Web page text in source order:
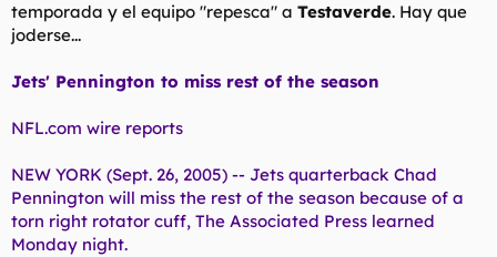
temporada y el equipo "repesca" a Testaverde. Hay que
joderse...
Jets' Pennington to miss rest of the season
NFL.com wire reports
NEW YORK (Sept. 26, 2005) -- Jets quarterback Chad
Pennington will miss the rest of the season because of a
torn right rotator cuff, The Associated Press learned
Monday night.